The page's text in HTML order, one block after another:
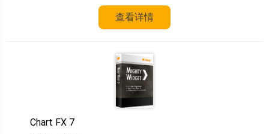
查看详情
Chart FX 7